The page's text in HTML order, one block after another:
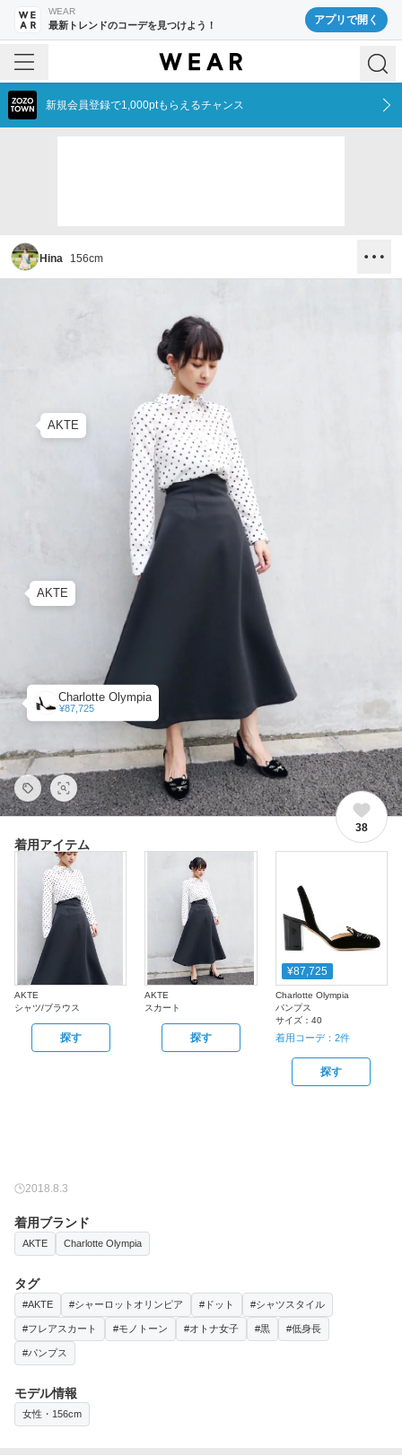
WEAR
最新トレンドのコーデを見つけよう！ アプリで開く
新規会員登録で1,000ptもらえるチャンス
Hina 156cm
AKTE
AKTE
Charlotte Olympia
¥87,725
38
着用アイテム
AKTE
シャツ/ブラウス
探す
AKTE
スカート
探す
¥87,725
Charlotte Olympia
パンプス
サイズ： 40
着用コーデ： 2件
探す
2018.8.3
着用ブランド
AKTE Charlotte Olympia
タグ
#AKTE #シャーロットオリンピア #ドット #シャツスタイル
#フレアスカート #モノトーン #オトナ女子 #黒 #低身長
#パンプス
モデル情報
女性・156cm